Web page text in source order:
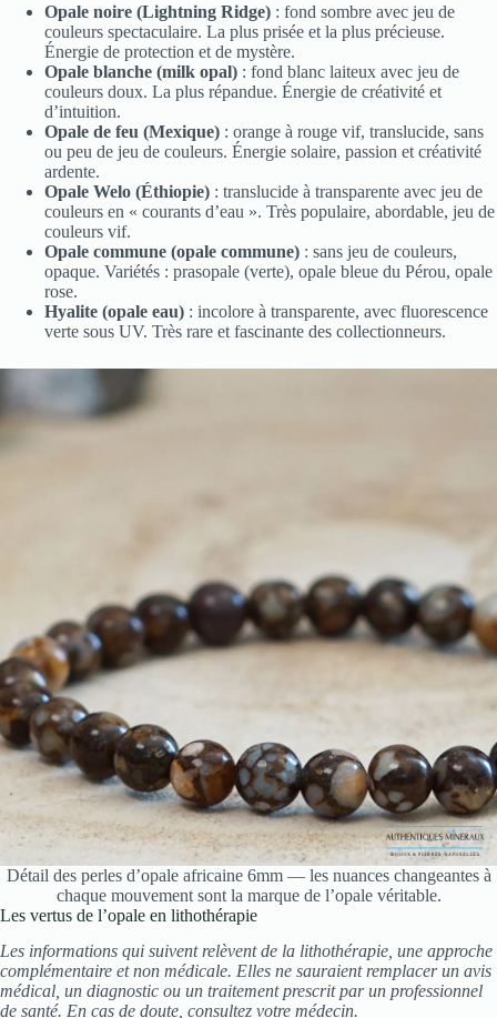
Opale noire (Lightning Ridge) : fond sombre avec jeu de
couleurs spectaculaire. La plus prisée et la plus précieuse.
Énergie de protection et de mystère.
Opale blanche (milk opal) : fond blanc laiteux avec jeu de
couleurs doux. La plus répandue. Énergie de créativité et
d’intuition.
Opale de feu (Mexique) : orange à rouge vif, translucide, sans
ou peu de jeu de couleurs. Énergie solaire, passion et créativité
ardente.
Opale Welo (Éthiopie) : translucide à transparente avec jeu de
couleurs en « courants d’eau ». Très populaire, abordable, jeu de
couleurs vif.
Opale commune (opale commune) : sans jeu de couleurs,
opaque. Variétés : prasopale (verte), opale bleue du Pérou, opale
rose.
Hyalite (opale eau) : incolore à transparente, avec fluorescence
verte sous UV. Très rare et fascinante des collectionneurs.
Détail des perles d’opale africaine 6mm — les nuances changeantes à
chaque mouvement sont la marque de l’opale véritable.
Les vertus de l’opale en lithothérapie
Les informations qui suivent relèvent de la lithothérapie, une approche
complémentaire et non médicale. Elles ne sauraient remplacer un avis
médical, un diagnostic ou un traitement prescrit par un professionnel
de santé. En cas de doute, consultez votre médecin.